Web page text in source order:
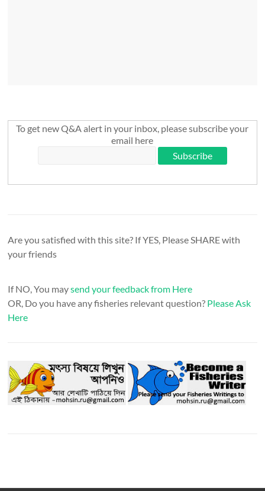
To get new Q&A alert in your inbox, please subscribe your
email here
Are you satisfied with this site? If YES, Please SHARE with
your friends
If NO, You maysend your feedback from Here
OR, Do you have any fisheries relevant question? Please Ask
Here